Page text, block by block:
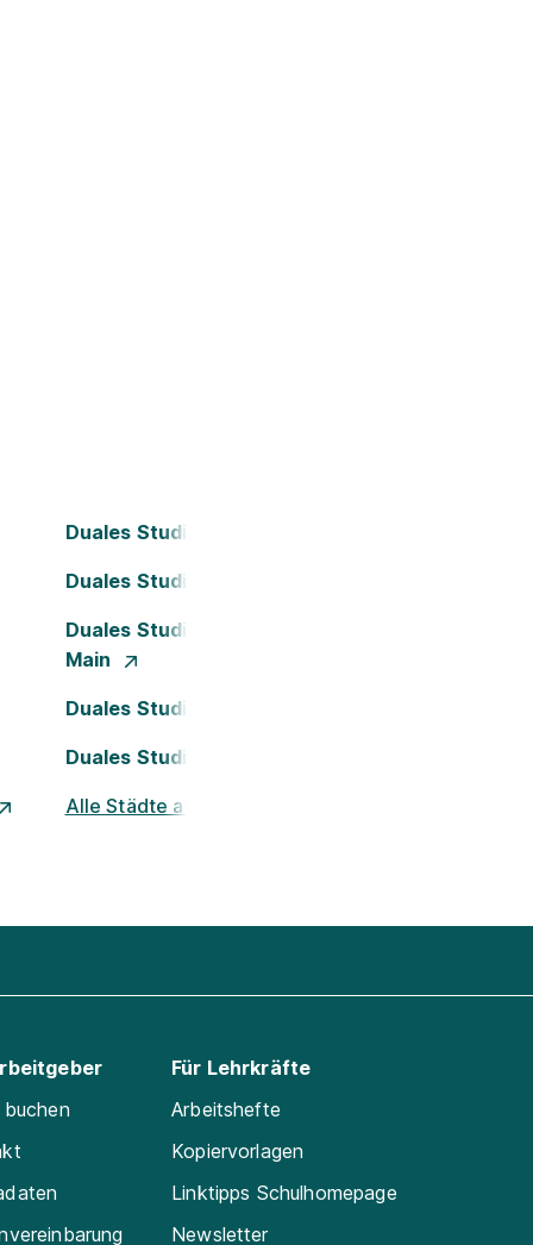
Duales Studium Bielefeld
Duales Studium Dortmund
Duales Studium Frankfurt am
Main
Duales Studium Köln
Duales Studium Nürnberg
Alle Städte ansehen
Für Lehrkräfte
Arbeitshefte
Kopiervorlagen
Linktipps Schulhomepage
Newsletter